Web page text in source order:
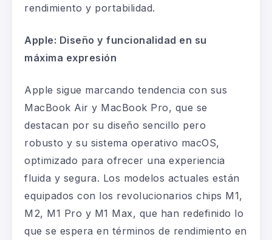
rendimiento y portabilidad.
Apple: Diseño y funcionalidad en su
máxima expresión
Apple sigue marcando tendencia con sus
MacBook Air y MacBook Pro, que se
destacan por su diseño sencillo pero
robusto y su sistema operativo macOS,
optimizado para ofrecer una experiencia
fluida y segura. Los modelos actuales están
equipados con los revolucionarios chips M1,
M2, M1 Pro y M1 Max, que han redefinido lo
que se espera en términos de rendimiento en